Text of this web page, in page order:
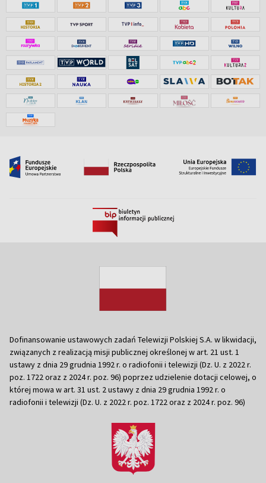
Dofinansowanie ustawowych zadań Telewizji Polskiej S.A. w likwidacji,
związanych z realizacją misji publicznej określonej w art. 21 ust. 1
ustawy z dnia 29 grudnia 1992 r. o radiofonii i telewizji (Dz. U. z 2022 r.
poz. 1722 oraz z 2024 r. poz. 96) poprzez udzielenie dotacji celowej, o
której mowa w art. 31 ust. 2 ustawy z dnia 29 grudnia 1992 r. o
radiofonii i telewizji (Dz. U. z 2022 r. poz. 1722 oraz z 2024 r. poz. 96)